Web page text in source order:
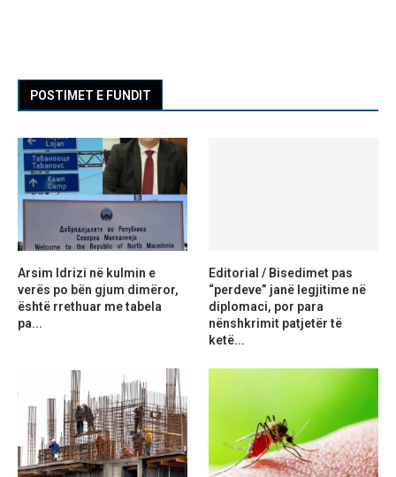
POSTIMET E FUNDIT
Arsim Idrizi në kulmin e
verës po bën gjum dimëror,
është rrethuar me tabela
pa...
Editorial / Bisedimet pas
“perdeve” janë legjitime në
diplomaci, por para
nënshkrimit patjetër të
ketë...